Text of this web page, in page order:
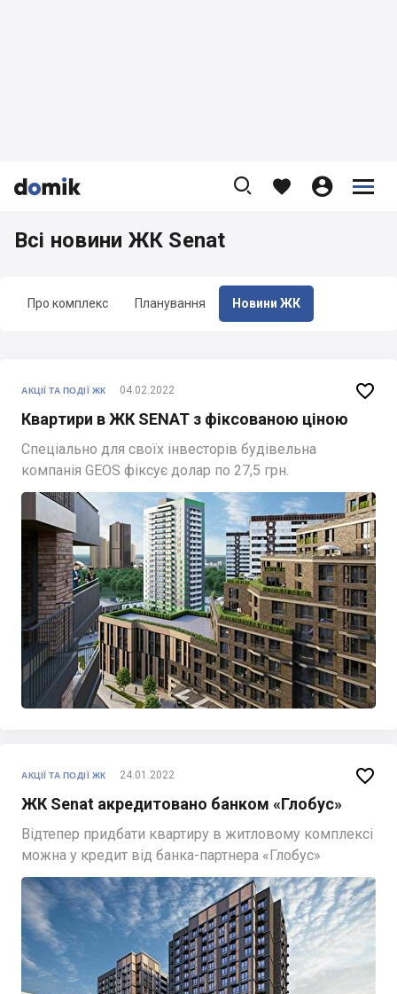


    


Про комплекс Планування Новини ЖК
Всі новини ЖК Senat
АКЦІЇ ТА ПОДІЇ ЖК 04.02.2022
Квартири в ЖК SENAT з фіксованою ціною
Спеціально для своїх інвесторів будівельна
компанія GEOS фіксує долар по 27,5 грн.

АКЦІЇ ТА ПОДІЇ ЖК 24.01.2022
ЖК Senat акредитовано банком «Глобус»
Відтепер придбати квартиру в житловому комплексі
можна у кредит від банка-партнера «Глобус»
